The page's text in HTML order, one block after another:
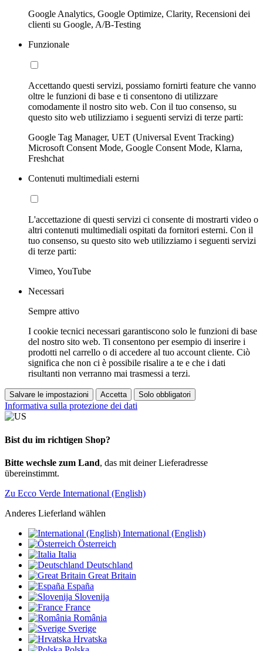
Google Analytics, Google Optimize, Clarity, Recensioni dei
clienti su Google, A/B-Testing
Funzionale
Accettando questi servizi, possiamo fornirti feature che vanno
oltre le funzioni di base e ti consentono di utilizzare
comodamente il nostro sito web. Con il tuo consenso, su
questo sito web utilizziamo i seguenti servizi di terze parti:
Google Tag Manager, UET (Universal Event Tracking)
Microsoft Consent Mode, Google Consent Mode, Klarna,
Freshchat
Contenuti multimediali esterni
L'accettazione di questi servizi ci consente di mostrarti video o
altri contenuti multimediali ospitati da fornitori esterni. Con il
tuo consenso, su questo sito web utilizziamo i seguenti servizi
di terze parti:
Vimeo, YouTube
Necessari
Sempre attivo
I cookie tecnici necessari garantiscono solo le funzioni di base
del nostro sito web. Ti consentono per esempio di inserire i
prodotti nel carrello o di accedere al tuo account cliente. Ciò
significa che non ci è possibile risalire a te e che i dati
risultanti non verranno mai trasmessi a terzi.
Salvare le impostazioni Accetta Solo obbligatori
Informativa sulla protezione dei dati
Bist du im richtigen Shop?
Bitte wechsle zum Land, das mit deiner Lieferadresse
übereinstimmt.
Zu Ecco Verde International (English)
Anderes Lieferland wählen
International (English)
Österreich
Italia
Deutschland
Great Britain
España
Slovenija
France
România
Sverige
Hrvatska